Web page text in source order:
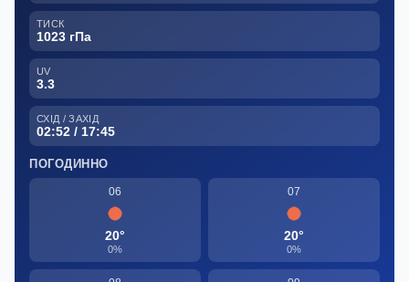
ТИСК
1023 гПа
UV
3.3
СХІД / ЗАХІД
02:52 / 17:45
ПОГОДИННО
06
20°
0%
07
20°
0%